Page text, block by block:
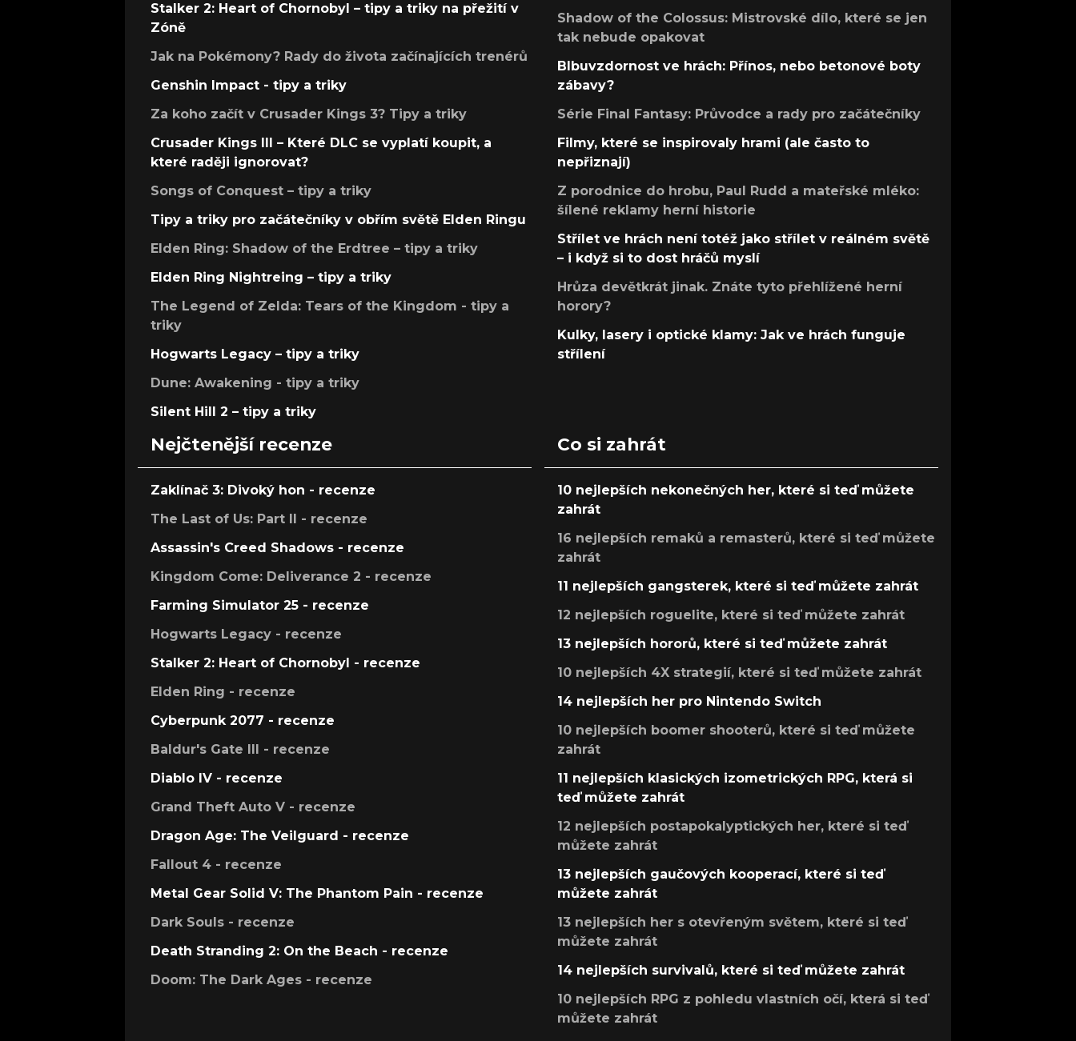
Stalker 2: Heart of Chornobyl – tipy a triky na přežití v
Zóně
Jak na Pokémony? Rady do života začínajících trenérů
Genshin Impact - tipy a triky
Za koho začít v Crusader Kings 3? Tipy a triky
Crusader Kings III – Které DLC se vyplatí koupit, a
které raději ignorovat?
Songs of Conquest – tipy a triky
Tipy a triky pro začátečníky v obřím světě Elden Ringu
Elden Ring: Shadow of the Erdtree – tipy a triky
Elden Ring Nightreing – tipy a triky
The Legend of Zelda: Tears of the Kingdom - tipy a
triky
Hogwarts Legacy – tipy a triky
Dune: Awakening - tipy a triky
Silent Hill 2 – tipy a triky
Shadow of the Colossus: Mistrovské dílo, které se jen
tak nebude opakovat
Blbuvzdornost ve hrách: Přínos, nebo betonové boty
zábavy?
Série Final Fantasy: Průvodce a rady pro začátečníky
Filmy, které se inspirovaly hrami (ale často to
nepřiznají)
Z porodnice do hrobu, Paul Rudd a mateřské mléko:
šílené reklamy herní historie
Střílet ve hrách není totéž jako střílet v reálném světě
– i když si to dost hráčů myslí
Hrůza devětkrát jinak. Znáte tyto přehlížené herní
horory?
Kulky, lasery i optické klamy: Jak ve hrách funguje
střílení
Nejčtenější recenze
Zaklínač 3: Divoký hon - recenze
The Last of Us: Part II - recenze
Assassin's Creed Shadows - recenze
Kingdom Come: Deliverance 2 - recenze
Farming Simulator 25 - recenze
Hogwarts Legacy - recenze
Stalker 2: Heart of Chornobyl - recenze
Elden Ring - recenze
Cyberpunk 2077 - recenze
Baldur's Gate III - recenze
Diablo IV - recenze
Grand Theft Auto V - recenze
Dragon Age: The Veilguard - recenze
Fallout 4 - recenze
Metal Gear Solid V: The Phantom Pain - recenze
Dark Souls - recenze
Death Stranding 2: On the Beach - recenze
Doom: The Dark Ages - recenze
Co si zahrát
10 nejlepších nekonečných her, které si teď můžete
zahrát
16 nejlepších remaků a remasterů, které si teď můžete
zahrát
11 nejlepších gangsterek, které si teď můžete zahrát
12 nejlepších roguelite, které si teď můžete zahrát
13 nejlepších hororů, které si teď můžete zahrát
10 nejlepších 4X strategií, které si teď můžete zahrát
14 nejlepších her pro Nintendo Switch
10 nejlepších boomer shooterů, které si teď můžete
zahrát
11 nejlepších klasických izometrických RPG, která si
teď můžete zahrát
12 nejlepších postapokalyptických her, které si teď
můžete zahrát
13 nejlepších gaučových kooperací, které si teď
můžete zahrát
13 nejlepších her s otevřeným světem, které si teď
můžete zahrát
14 nejlepších survivalů, které si teď můžete zahrát
10 nejlepších RPG z pohledu vlastních očí, která si teď
můžete zahrát